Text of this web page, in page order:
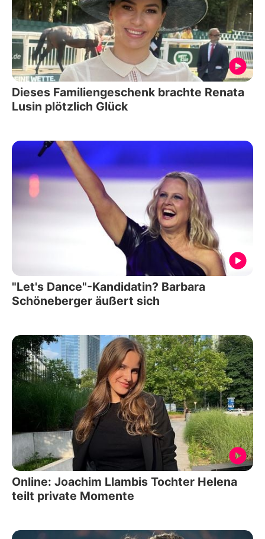
Dieses Familiengeschenk brachte Renata
Lusin plötzlich Glück
"Let's Dance"-Kandidatin? Barbara
Schöneberger äußert sich
Online: Joachim Llambis Tochter Helena
teilt private Momente